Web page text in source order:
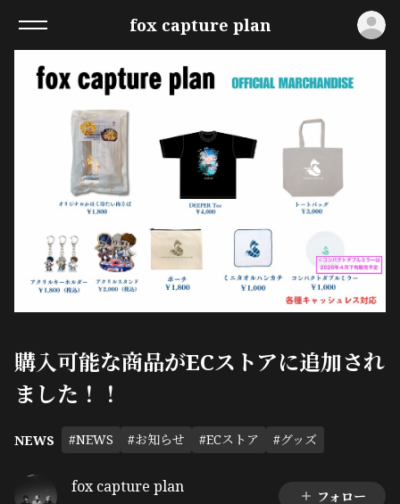
fox capture plan
購入可能な商品がECストアに追加され
ました！！
NEWS #NEWS #お知らせ #ECストア #グッズ
fox capture plan フォロー